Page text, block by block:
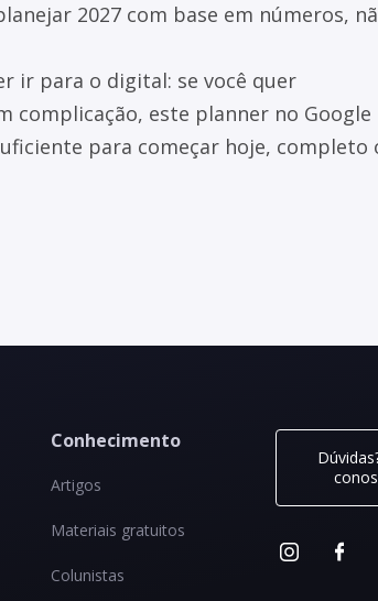
2027 com base em números,
ir para o digital: se você quer
complicação, este planner no Google
para começar hoje, completo
Conhecimento
Artigos
Materiais gratuitos
Colunistas